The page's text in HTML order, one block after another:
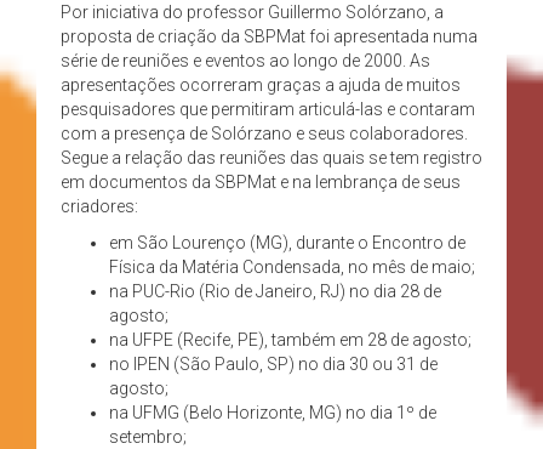
Por iniciativa do professor Guillermo Solórzano, a
proposta de criação da SBPMat foi apresentada numa
série de reuniões e eventos ao longo de 2000. As
apresentações ocorreram graças a ajuda de muitos
pesquisadores que permitiram articulá-las e contaram
com a presença de Solórzano e seus colaboradores.
Segue a relação das reuniões das quais se tem registro
em documentos da SBPMat e na lembrança de seus
criadores:
em São Lourenço (MG), durante o Encontro de
Física da Matéria Condensada, no mês de maio;
na PUC-Rio (Rio de Janeiro, RJ) no dia 28 de
agosto;
na UFPE (Recife, PE), também em 28 de agosto;
no IPEN (São Paulo, SP) no dia 30 ou 31 de
agosto;
na UFMG (Belo Horizonte, MG) no dia 1º de
setembro;